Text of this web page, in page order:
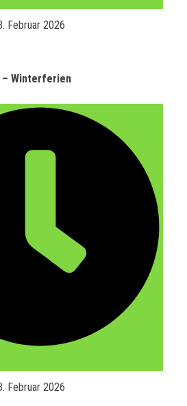
Februar 2026
– Winterferien
Februar 2026